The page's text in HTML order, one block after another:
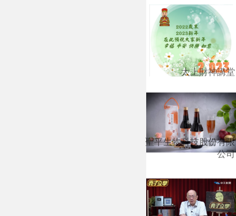
太上財神講堂
聖平生物科技股份有限
公司